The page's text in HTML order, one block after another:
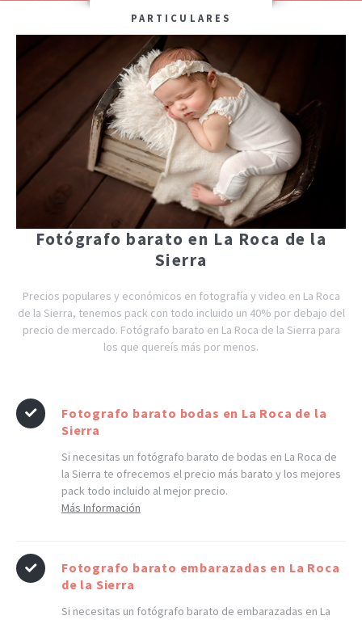
PARTICULARES
Fotógrafo barato en La Roca de la
Sierra
Precios populares y económicos en fotografía y video en La Roca
de la Sierra, tenemos pack con todo incluido un 40% por debajo del
precio de mercado. Fotógrafo barato en La Roca de la Sierra para
los que quereís más por menos.
Fotografo barato bodas en La Roca de la
Sierra
Si necesitas un fotógrafo barato de bodas en La Roca de
la Sierra te ofrecemos el precio más barato y los mejores
pack todo incluido al mejor precio.
Más Información
Fotografo barato embarazadas en La Roca
de la Sierra
Si necesitas un fotógrafo barato de embarazadas en La